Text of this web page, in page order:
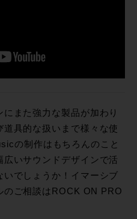
また強力な製品が加わり
道具的な扱いまで様々な使
の制作はもちろんのこと
いサウンドデザインで活
でしょうか！イマーシブ
のご相談はROCK ON PRO